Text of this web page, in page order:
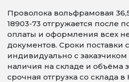
Проволока вольфрамовая
18903-73 отгружается после
оплаты и оформления всех
документов. Сроки поставки
индивидуально с заказчиком
наличия на складе и объёма
срочная отгрузка со склада